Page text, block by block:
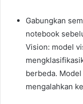
Gabungkan
notebook
Vision: model
berbeda.
mengalahkan